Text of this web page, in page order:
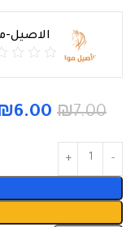
الاصيل-
₪7.00
6.00